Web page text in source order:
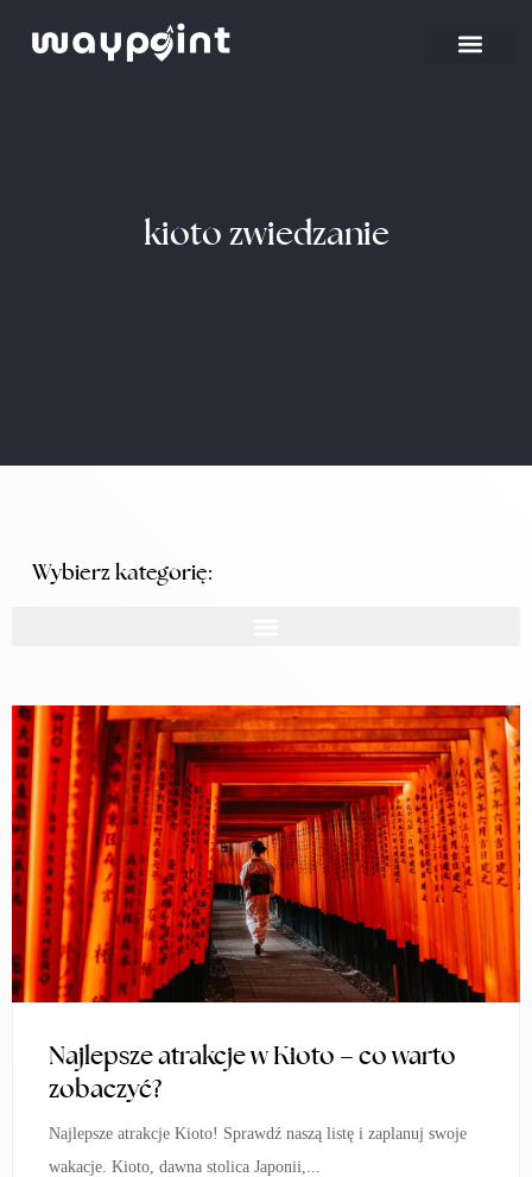
kioto zwiedzanie
Wybierz kategorię:
Najlepsze atrakcje w Kioto – co warto
zobaczyć?
Najlepsze atrakcje Kioto! Sprawdź naszą listę i zaplanuj swoje
wakacje. Kioto, dawna stolica Japonii,...